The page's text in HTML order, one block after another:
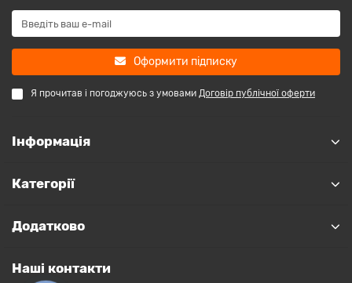
Оформити підписку
Я прочитав і погоджуюсь з умовами Договір публічної оферти
Інформація
Категорії
Додатково
Наші контакти